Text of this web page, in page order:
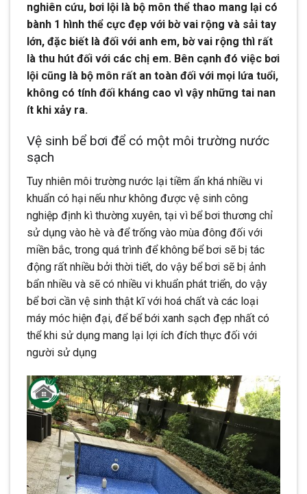
nghiên cứu, bơi lội là bộ môn thể thao mang lại có
bành 1 hình thể cực đẹp với bờ vai rộng và sải tay
lớn, đặc biết là đối với anh em, bờ vai rộng thì rất
là thu hút đối với các chị em. Bên cạnh đó việc bơi
lội cũng là bộ môn rất an toàn đối với mọi lứa tuổi,
không có tính đối kháng cao vì vậy những tai nan
ít khi xảy ra.
Vệ sinh bể bơi để có một môi trường nước
sạch
Tuy nhiên môi trường nước lại tiềm ẩn khá nhiều vi
khuẩn có hại nếu như không được vệ sinh công
nghiệp định kì thường xuyên, tại vì bể bơi thương chỉ
sử dụng vào hè và để trống vào mùa đông đối với
miền bắc, trong quá trình để không bể bơi sẽ bị tác
động rất nhiều bởi thời tiết, do vậy bể bơi sẽ bị ảnh
bẩn nhiều và sẽ có nhiều vi khuẩn phát triển, do vậy
bể bơi cần vệ sinh thật kĩ với hoá chất và các loại
máy móc hiện đại, để bể bới xanh sạch đẹp nhất có
thể khi sử dụng mang lại lợi ích đích thực đối với
người sử dụng